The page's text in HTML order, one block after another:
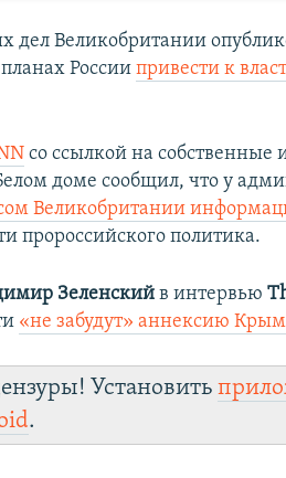
дел Великобритании
планах Россиипривести к
со ссылкой на собственные
доме сообщил, что у
Великобритании
пророссийского политика.
Зеленский в интервью
«не забудут» аннексию
Установить
.